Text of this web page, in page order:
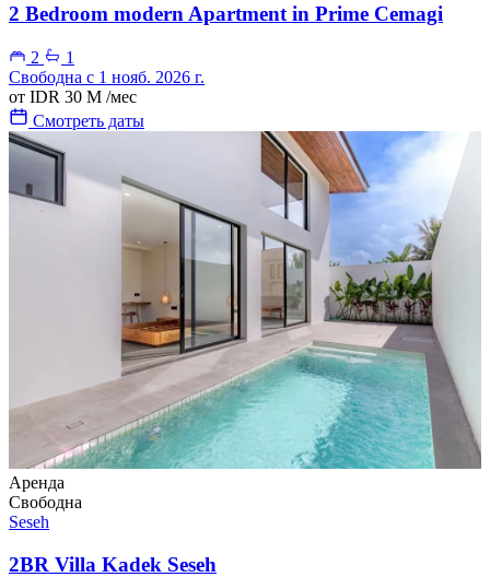
2 Bedroom modern Apartment in Prime Cemagi
2
1
Свободна с 1 нояб. 2026 г.
от IDR 30 M /мес
Смотреть даты
Аренда
Свободна
Seseh
2BR Villa Kadek Seseh